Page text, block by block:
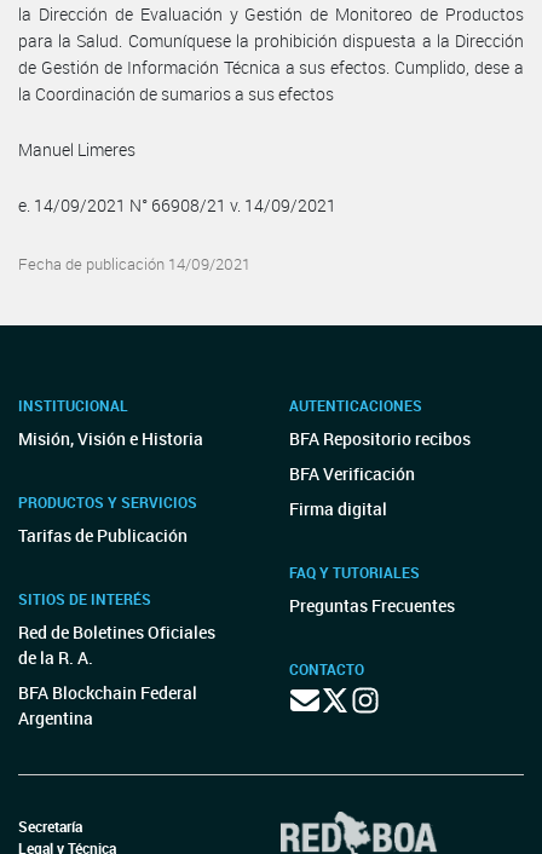
la Dirección de Evaluación y Gestión de Monitoreo de Productos
para la Salud. Comuníquese la prohibición dispuesta a la Dirección
de Gestión de Información Técnica a sus efectos. Cumplido, dese a
la Coordinación de sumarios a sus efectos
Manuel Limeres
e. 14/09/2021 N° 66908/21 v. 14/09/2021
Fecha de publicación 14/09/2021
INSTITUCIONAL
Misión, Visión e Historia
PRODUCTOS Y SERVICIOS
Tarifas de Publicación
SITIOS DE INTERÉS
Red de Boletines Oficiales
de la R. A.
BFA Blockchain Federal
Argentina
AUTENTICACIONES
BFA Repositorio recibos
BFA Verificación
Firma digital
FAQ Y TUTORIALES
Preguntas Frecuentes
CONTACTO
Secretaría
Legal y Técnica